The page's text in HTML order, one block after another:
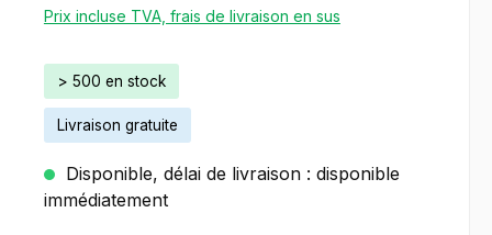
Prix incluse TVA, frais de livraison en sus
> 500 en stock
Livraison gratuite
Disponible, délai de livraison : disponible
immédiatement